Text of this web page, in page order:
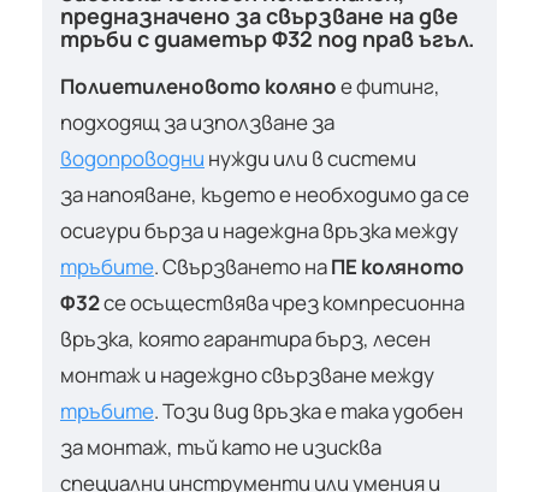
предназначено за свързване на две
тръби с диаметър Ф32 под прав ъгъл.
Полиетиленовото коляное фитинг,
подходящ за използване за
водопроводни нужди или в системи
за напояване, където е необходимо да се
осигури бърза и надеждна връзка между
тръбите. Свързването наПЕ коляното
Ф32се осъществява чрез компресионна
връзка, която гарантира бърз, лесен
монтаж и надеждно свързване между
тръбите. Този вид връзка е така удобен
за монтаж, тъй като не изисква
специални инструменти или умения и